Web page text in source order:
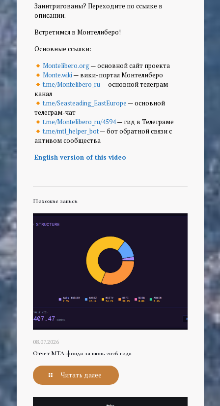
Заинтригованы? Переходите по ссылке в
описании.
Встретимся в Монтелиберо!
Основные ссылки:
Montelibero.org— основной сайт проекта
Monte.wiki— вики-портал Монтелиберо
t.me/Montelibero_ru— основной телеграм-
канал
t.me/Seasteading_EastEurope — основной
телеграм-чат
t.me/Montelibero_ru/4594— гид в Телеграме
t.me/mtl_helper_bot— бот обратной связи с
активом сообщества
English version of this video
Похожие записи
08.07.2026
Отчет МТЛ-фонда за июнь 2026 года
Читать далее